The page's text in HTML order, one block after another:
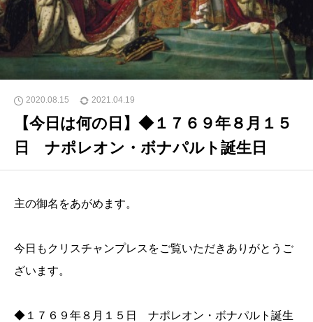
2020.08.15 2021.04.19
【今日は何の日】◆１７６９年８月１５
日 ナポレオン・ボナパルト誕生日
主の御名をあがめます。
今日もクリスチャンプレスをご覧いただきありがとうご
ざいます。
◆１７６９年８月１５日 ナポレオン・ボナパルト誕生